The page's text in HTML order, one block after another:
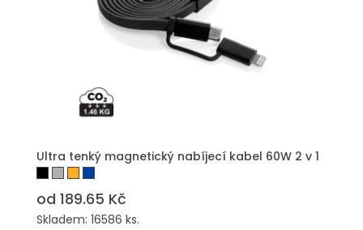
Ultra tenký magnetický nabíjecí kabel 60W 2 v 1
od 189.65 Kč
Skladem: 16586 ks.